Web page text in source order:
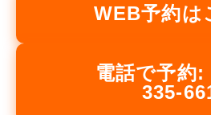
WEB予約は
電話で予約:
335-